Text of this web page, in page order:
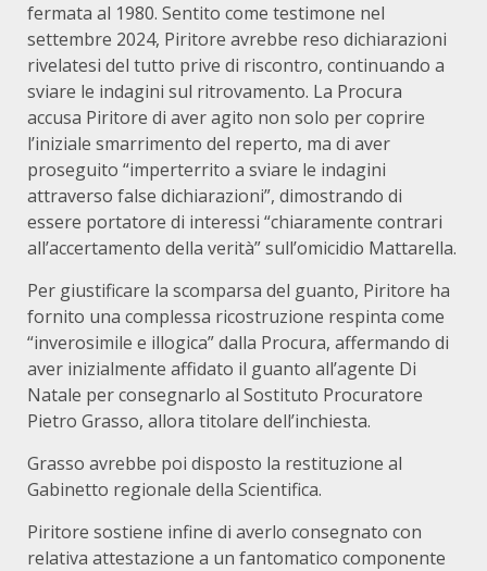
fermata al 1980. Sentito come testimone nel
settembre 2024, Piritore avrebbe reso dichiarazioni
rivelatesi del tutto prive di riscontro, continuando a
sviare le indagini sul ritrovamento. La Procura
accusa Piritore di aver agito non solo per coprire
l’iniziale smarrimento del reperto, ma di aver
proseguito “imperterrito a sviare le indagini
attraverso false dichiarazioni”, dimostrando di
essere portatore di interessi “chiaramente contrari
all’accertamento della verità” sull’omicidio Mattarella.
Per giustificare la scomparsa del guanto, Piritore ha
fornito una complessa ricostruzione respinta come
“inverosimile e illogica” dalla Procura, affermando di
aver inizialmente affidato il guanto all’agente Di
Natale per consegnarlo al Sostituto Procuratore
Pietro Grasso, allora titolare dell’inchiesta.
Grasso avrebbe poi disposto la restituzione al
Gabinetto regionale della Scientifica.
Piritore sostiene infine di averlo consegnato con
relativa attestazione a un fantomatico componente